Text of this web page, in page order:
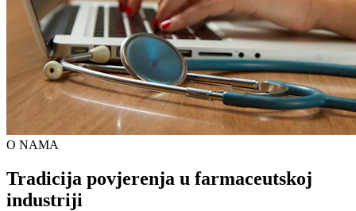
O NAMA
Tradicija povjerenja u farmaceutskoj
industriji